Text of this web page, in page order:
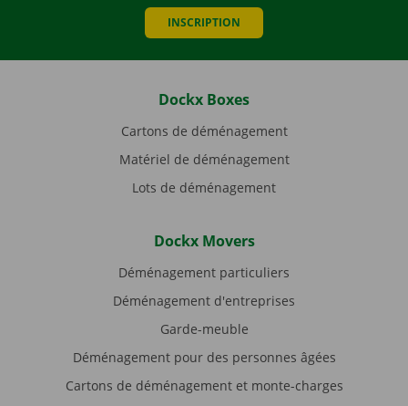
INSCRIPTION
Dockx Boxes
Cartons de déménagement
Matériel de déménagement
Lots de déménagement
Dockx Movers
Déménagement particuliers
Déménagement d'entreprises
Garde-meuble
Déménagement pour des personnes âgées
Cartons de déménagement et monte-charges